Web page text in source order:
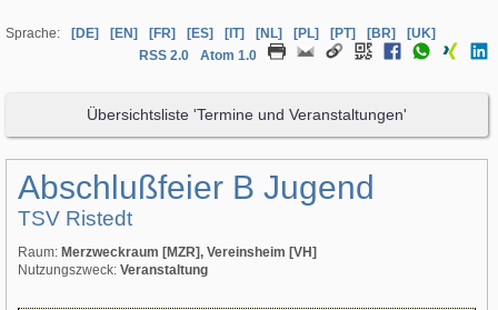
Sprache: [DE] [EN] [FR] [ES] [IT] [NL] [PL] [PT] [BR]
[UK]
RSS 2.0
Atom 1.0
Übersichtsliste 'Termine und Veranstaltungen'
Abschlußfeier B Jugend
TSV Ristedt
Raum: Merzweckraum [MZR], Vereinsheim [VH]
Nutzungszweck: Veranstaltung